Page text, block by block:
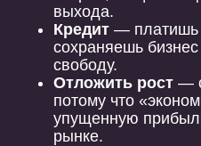
выхода.
Кредит — платишь
сохраняешь
свободу.
Отложить рост —
потому что
упущенную
рынке.